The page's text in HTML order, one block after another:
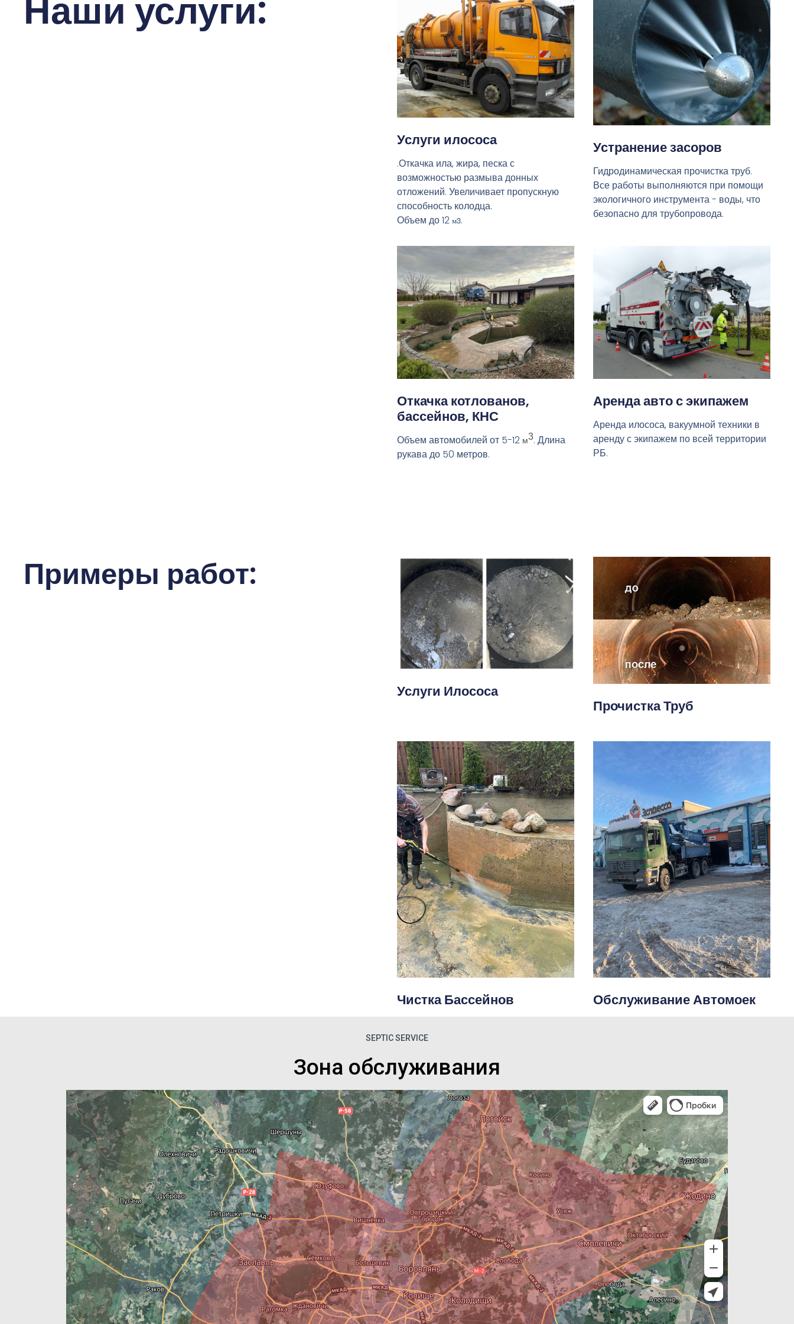
Наши услуги:
Услуги илососа
.Откачка ила, жира, песка с
возможностью размыва донных
отложений. Увеличивает пропускную
способность колодца.
Объем до 12 м3.
Устранение засоров
Гидродинамическая прочистка труб.
Все работы выполняются при помощи
экологичного инструмента - воды, что
безопасно для трубопровода.
Откачка котлованов,
бассейнов, КНС
Объем автомобилей от 5-12 м3. Длина
рукава до 50 метров.
Аренда авто с экипажем
Аренда илососа, вакуумной техники в
аренду с экипажем по всей территории
РБ.
Примеры работ:
Услуги Илососа
Прочистка Труб
Чистка Бассейнов Обслуживание Автомоек
SEPTIC SERVICE
Зона обслуживания